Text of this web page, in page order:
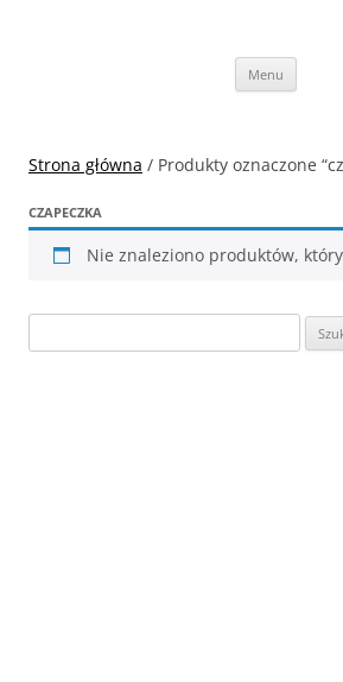
Menu
Strona główna / Produkty oznaczone
CZAPECZKA
Nie znaleziono produktów,